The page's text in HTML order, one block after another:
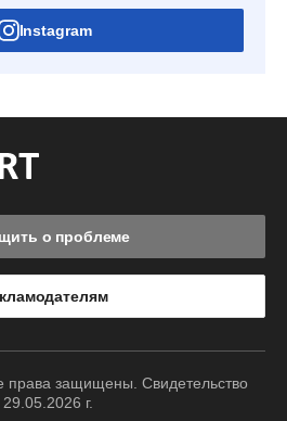
Instagram
о проблеме
права защищены. Свидетельство
г.